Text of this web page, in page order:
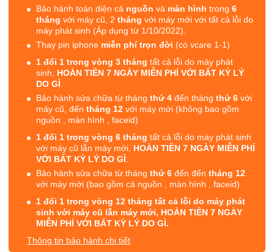
Bảo hành toàn diện cả nguồn và màn hình trong6
tháng với máy cũ, 2 tháng với máy mới với tất cả lỗi do
máy phát sinh (Áp dụng từ 1/10/2022).
Thay pin iphone miễn phí trọn đời (có vcare 1-1)
1 đổi 1 trong vòng 3 thángtất cả lỗi do máy phát
sinh, HOÀN TIỀN 7 NGÀY MIỄN PHÍ VỚI BẤT KỲ LÝ
DO GÌ
Bảo hành sửa chữa từ thángthứ 4 đến thángthứ 6 với
máy cũ, đếntháng 12 với máy mới (không bao gồm
nguồn , màn hình , faceid)
1 đổi 1 trong vòng 6 tháng tất cả lỗi do máy phát sinh
với máy cũ lẫn máy mới, HOÀN TIỀN 7 NGÀY MIỄN PHÍ
VỚI BẤT KỲ LÝ DO GÌ
Bảo hành sửa chữa từ thángthứ 6 đến đếntháng 12
với máy mới (bao gồm cả nguồn , màn hình , faceid)
1 đổi 1 trong vòng 12 tháng tất cả lỗi do máy phát
sinh với máy cũ lẫn máy mới, HOÀN TIỀN 7 NGÀY
MIỄN PHÍ VỚI BẤT KỲ LÝ DO GÌ.
Thông tin bảo hành chi tiết